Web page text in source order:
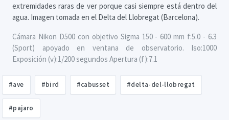
extremidades raras de ver porque casi siempre está dentro del
agua. Imagen tomada en el Delta del Llobregat (Barcelona).
Cámara Nikon D500 con objetivo Sigma 150 - 600 mm f:5.0 - 6.3
(Sport) apoyado en ventana de observatorio. Iso:1000
Exposición (v):1/200 segundos Apertura (f):7.1
#ave #bird #cabusset #delta-del-llobregat
#pajaro